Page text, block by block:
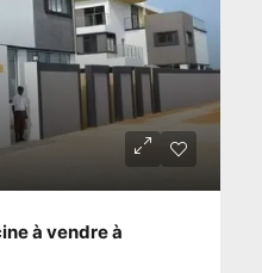
à vendre à